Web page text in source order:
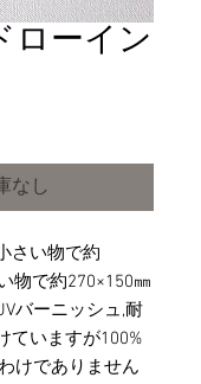
ローイン
なし
さい物で約
物で約270×150㎜
バーニッシュ,耐
ていますが100%
けでありません